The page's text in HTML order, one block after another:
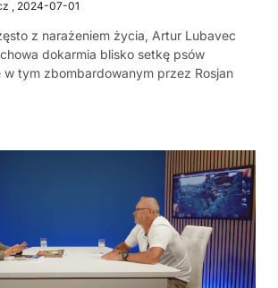
2024-07-01
z narażeniem życia, Artur Lubavec
dokarmia blisko setkę psów
tym zbombardowanym przez Rosjan